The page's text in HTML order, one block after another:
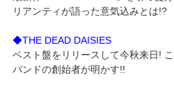
リアンティが語った意気込みとは!?
◆THE DEAD DAISIES
ベスト盤をリリースして今秋来日!
バンドの創始者が明かす!!